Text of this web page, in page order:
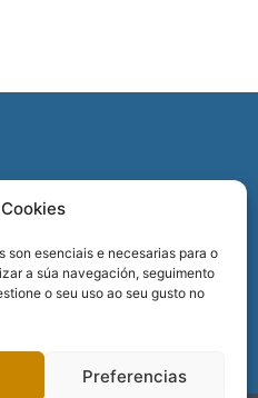
son esenciais e necesarias para o
a súa navegación, seguimento
o seu uso ao seu gusto no
Preferencias